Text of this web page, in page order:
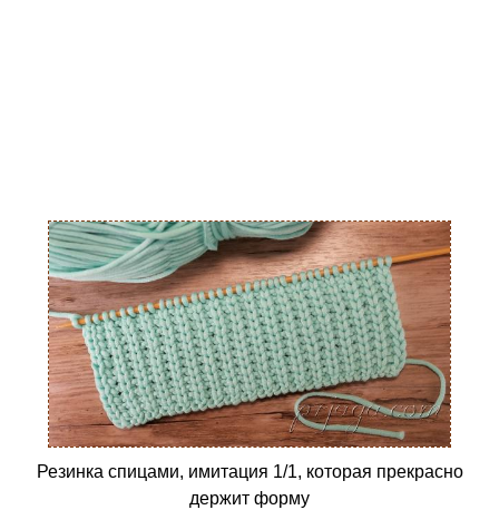
Резинка спицами, имитация 1/1, которая прекрасно
держит форму